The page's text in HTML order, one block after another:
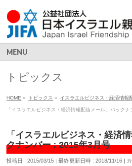
MENU
トピックス
HOME » トピックス » イスラエルビジネス・経済情報
「イスラエルビジネス・経済情報配信メール」バック
「イスラエルビジネス・経済
クナンバー : 2015年3月号
投稿日 : 2015/03/15 最終更新日時 : 2018/11/16